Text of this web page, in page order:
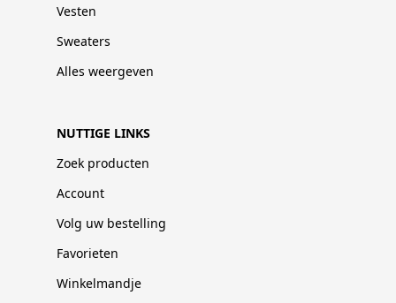
Vesten
Sweaters
Alles weergeven
NUTTIGE LINKS
Zoek producten
Account
Volg uw bestelling
Favorieten
Winkelmandje